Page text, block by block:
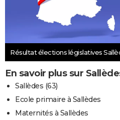
Résultat élections législatives
En savoir plus sur
Sallèdes (63)
Ecole primaire à Sallèdes
Maternités à Sallèdes